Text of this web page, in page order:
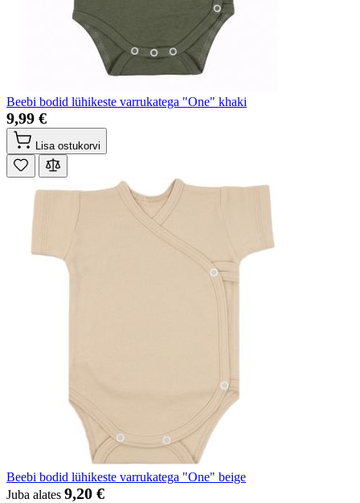
Beebi bodid lühikeste varrukatega "One" khaki
9,99 €
Lisa ostukorvi
Beebi bodid lühikeste varrukatega "One" beige
Juba alates 9,20 €